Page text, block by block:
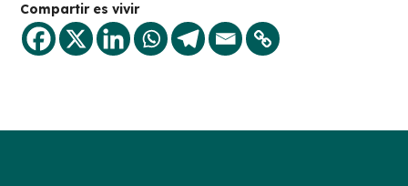
Compartir es vivir